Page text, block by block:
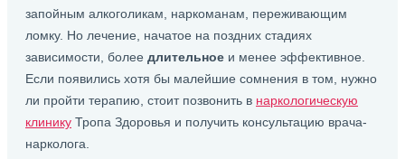
запойным алкоголикам, наркоманам, переживающим
ломку. Но лечение, начатое на поздних стадиях
зависимости, более длительное и менее эффективное.
Если появились хотя бы малейшие сомнения в том, нужно
ли пройти терапию, стоит позвонить в наркологическую
клинику Тропа Здоровья и получить консультацию врача-
нарколога.